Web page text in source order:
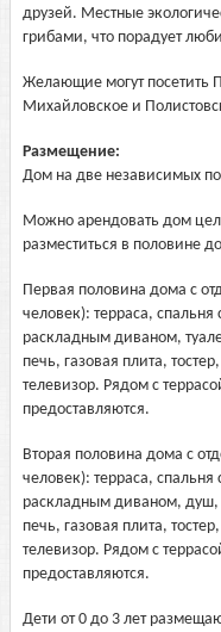
друзей. Местные
грибами, что порадует
Желающие могут посетить
Михайловское и
Размещение:
Дом на две независимых
Можно арендовать дом
разместиться в половине
Первая половина дома с
человек): терраса, спальня
раскладным диваном,
печь, газовая плита,
телевизор. Рядом с
предоставляются.
Вторая половина дома с
человек): терраса, спальня
раскладным диваном, душ,
печь, газовая плита,
телевизор. Рядом с
предоставляются.
Дети от 0 до 3 лет